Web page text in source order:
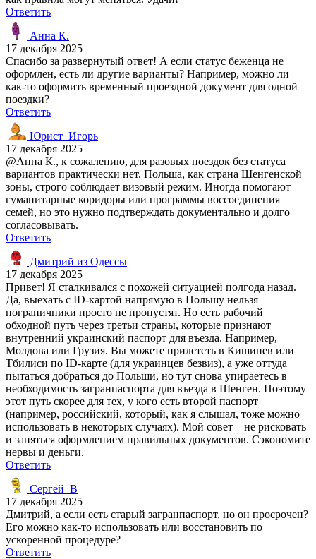
Ответить
Анна К.
17 декабря 2025
Спасибо за развернутый ответ! А если статус беженца не
оформлен, есть ли другие варианты? Например, можно ли
как-то оформить временный проездной документ для одной
поездки?
Ответить
Юрист_Игорь
17 декабря 2025
@Анна К., к сожалению, для разовых поездок без статуса
вариантов практически нет. Польша, как страна Шенгенской
зоны, строго соблюдает визовый режим. Иногда помогают
гуманитарные коридоры или программы воссоединения
семей, но это нужно подтверждать документально и долго
согласовывать.
Ответить
Дмитрий из Одессы
17 декабря 2025
Привет! Я сталкивался с похожей ситуацией полгода назад.
Да, выехать с ID-картой напрямую в Польшу нельзя –
пограничники просто не пропустят. Но есть рабочий
обходной путь через третьи страны, которые признают
внутренний украинский паспорт для въезда. Например,
Молдова или Грузия. Вы можете прилететь в Кишинев или
Тбилиси по ID-карте (для украинцев безвиз), а уже оттуда
пытаться добраться до Польши, но тут снова упираетесь в
необходимость загранпаспорта для въезда в Шенген. Поэтому
этот путь скорее для тех, у кого есть второй паспорт
(например, российский, который, как я слышал, тоже можно
использовать в некоторых случаях). Мой совет – не рисковать
и заняться оформлением правильных документов. Сэкономите
нервы и деньги.
Ответить
Сергей_В
17 декабря 2025
Дмитрий, а если есть старый загранпаспорт, но он просрочен?
Его можно как-то использовать или восстановить по
ускоренной процедуре?
Ответить